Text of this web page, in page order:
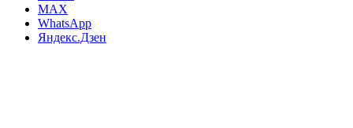
MAX
WhatsApp
Яндекс.Дзен